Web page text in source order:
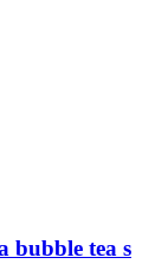
bubble tea s